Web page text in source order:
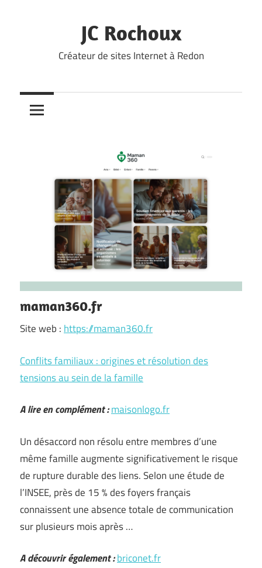
JC Rochoux
Créateur de sites Internet à Redon
maman360.fr
Site web : https://maman360.fr
Conflits familiaux : origines et résolution des
tensions au sein de la famille
A lire en complément :maisonlogo.fr
Un désaccord non résolu entre membres d’une
même famille augmente significativement le risque
de rupture durable des liens. Selon une étude de
l’INSEE, près de 15 % des foyers français
connaissent une absence totale de communication
sur plusieurs mois après …
A découvrir également :briconet.fr